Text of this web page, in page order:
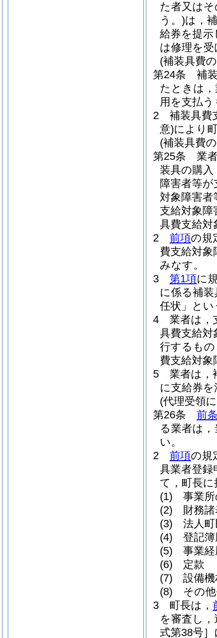
た者又は
う。)は，
給券を提示
は修理を
(補装具費
第24条
補
たときは
用を支払
2
補装具費
意)により
(補装具費
第25条
業
装具の購
障害者等
対象障害
支給対象
具費支給
2
前項の規
費支給対
みなす。
3
第1項に
に係る補
任状」とい
4
業者は，
具費支給
行するも
費支給対
5
業者は，
に支給券
(代理受領
第26条
前
る業者は
い。
2
前項の規
具業者登録
て，町長
(1)
事業
(2)
財務
(3)
法人
(4)
登記
(5)
事業
(6)
定款
(7)
設備
(8)
その
3
町長は，
を審査し
式第38号